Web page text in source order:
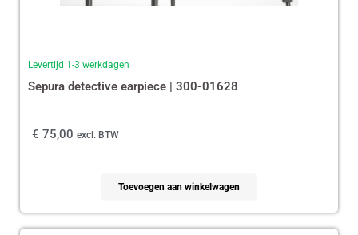
Levertijd 1-3 werkdagen
Sepura detective earpiece | 300-01628
€ 75,00 excl. BTW
Toevoegen aan winkelwagen